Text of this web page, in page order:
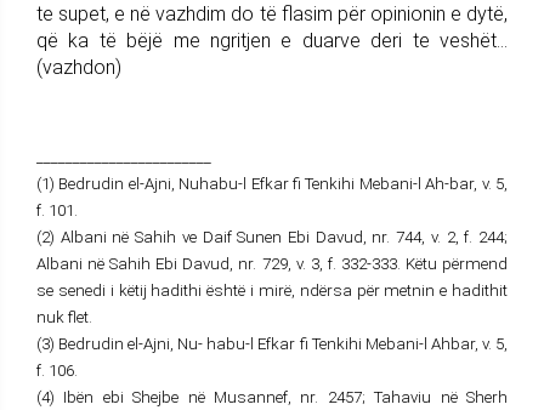
te supet, e në vazhdim do të flasim për opinionin e dytë,
që ka të bëjë me ngritjen e duarve deri te veshët...
(vazhdon)
(1) Bedrudin el-Ajni, Nuhabu-l Efkar fi Tenkihi Mebani-l Ah-bar, v. 5,
f. 101.
(2) Albani në Sahih ve Daif Sunen Ebi Davud, nr. 744, v. 2, f. 244;
Albani në Sahih Ebi Davud, nr. 729, v. 3, f. 332-333. Këtu përmend
se senedi i këtij hadithi është i mirë, ndërsa për metnin e hadithit
nuk flet.
(3) Bedrudin el-Ajni, Nu- habu-l Efkar fi Tenkihi Mebani-l Ahbar, v. 5,
f. 106.
(4) Ibën ebi Shejbe në Musannef, nr. 2457; Tahaviu në Sherh